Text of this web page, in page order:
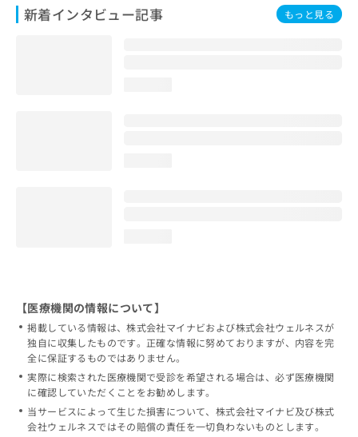
新着インタビュー記事 もっと見る
【医療機関の情報について】
掲載している情報は、株式会社マイナビおよび株式会社ウェルネスが
独自に収集したものです。正確な情報に努めておりますが、内容を完
全に保証するものではありません。
実際に検索された医療機関で受診を希望される場合は、必ず医療機関
に確認していただくことをお勧めします。
当サービスによって生じた損害について、株式会社マイナビ及び株式
会社ウェルネスではその賠償の責任を一切負わないものとします。